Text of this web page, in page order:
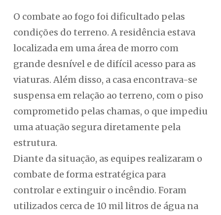
O combate ao fogo foi dificultado pelas
condições do terreno. A residência estava
localizada em uma área de morro com
grande desnível e de difícil acesso para as
viaturas. Além disso, a casa encontrava-se
suspensa em relação ao terreno, com o piso
comprometido pelas chamas, o que impediu
uma atuação segura diretamente pela
estrutura.
Diante da situação, as equipes realizaram o
combate de forma estratégica para
controlar e extinguir o incêndio. Foram
utilizados cerca de 10 mil litros de água na